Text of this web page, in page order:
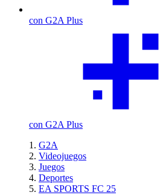
con G2A Plus
con G2A Plus
G2A
Videojuegos
Juegos
Deportes
EA SPORTS FC 25